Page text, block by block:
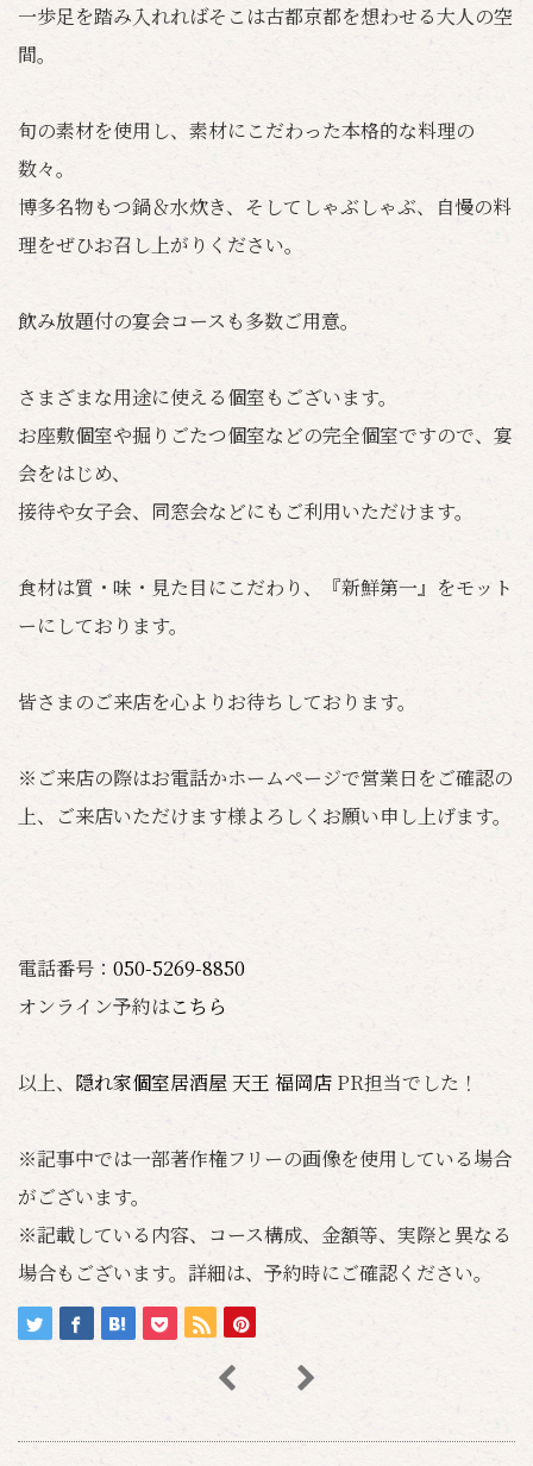
一歩足を踏み入れればそこは古都京都を想わせる大人の空
間。
旬の素材を使用し、素材にこだわった本格的な料理の
数々。
博多名物もつ鍋＆水炊き、そしてしゃぶしゃぶ、自慢の料
理をぜひお召し上がりください。
飲み放題付の宴会コースも多数ご用意。
さまざまな用途に使える個室もございます。
お座敷個室や掘りごたつ個室などの完全個室ですので、宴
会をはじめ、
接待や女子会、同窓会などにもご利用いただけます。
食材は質・味・見た目にこだわり、『新鮮第一』をモット
ーにしております。
皆さまのご来店を心よりお待ちしております。
※ご来店の際はお電話かホームページで営業日をご確認の
上、ご来店いただけます様よろしくお願い申し上げます。
電話番号： 050-5269-8850
オンライン予約はこちら
以上、 隠れ家個室居酒屋 天王 福岡店 PR担当でした！
※記事中では一部著作権フリーの画像を使用している場合
がございます。
※記載している内容、コース構成、金額等、実際と異なる
場合もございます。詳細は、予約時にご確認ください。